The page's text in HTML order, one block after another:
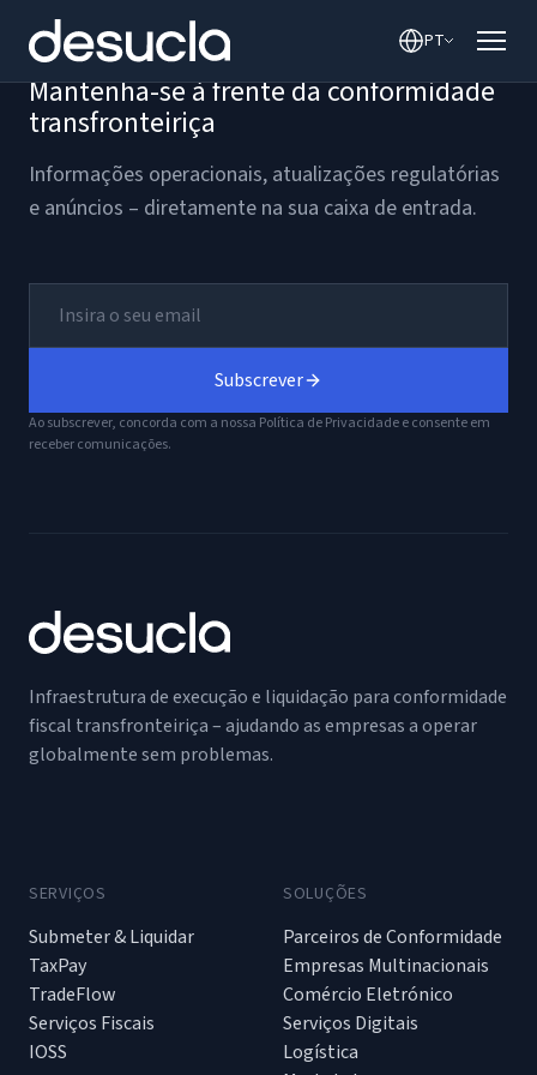
conteúdo
PT
Mantenha-se à frente da conformidade
transfronteiriça
Informações operacionais, atualizações regulatórias
e anúncios – diretamente na sua caixa de entrada.
Subscrever
Ao subscrever, concorda com a nossa Política de Privacidade e consente em
receber comunicações.
Infraestrutura de execução e liquidação para conformidade
fiscal transfronteiriça – ajudando as empresas a operar
globalmente sem problemas.
SERVIÇOS
Submeter & Liquidar
TaxPay
TradeFlow
Serviços Fiscais
IOSS
SOLUÇÕES
Parceiros de Conformidade
Empresas Multinacionais
Comércio Eletrónico
Serviços Digitais
Logística